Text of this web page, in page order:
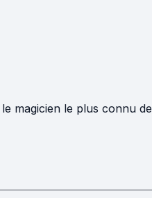
magicien le plus connu de